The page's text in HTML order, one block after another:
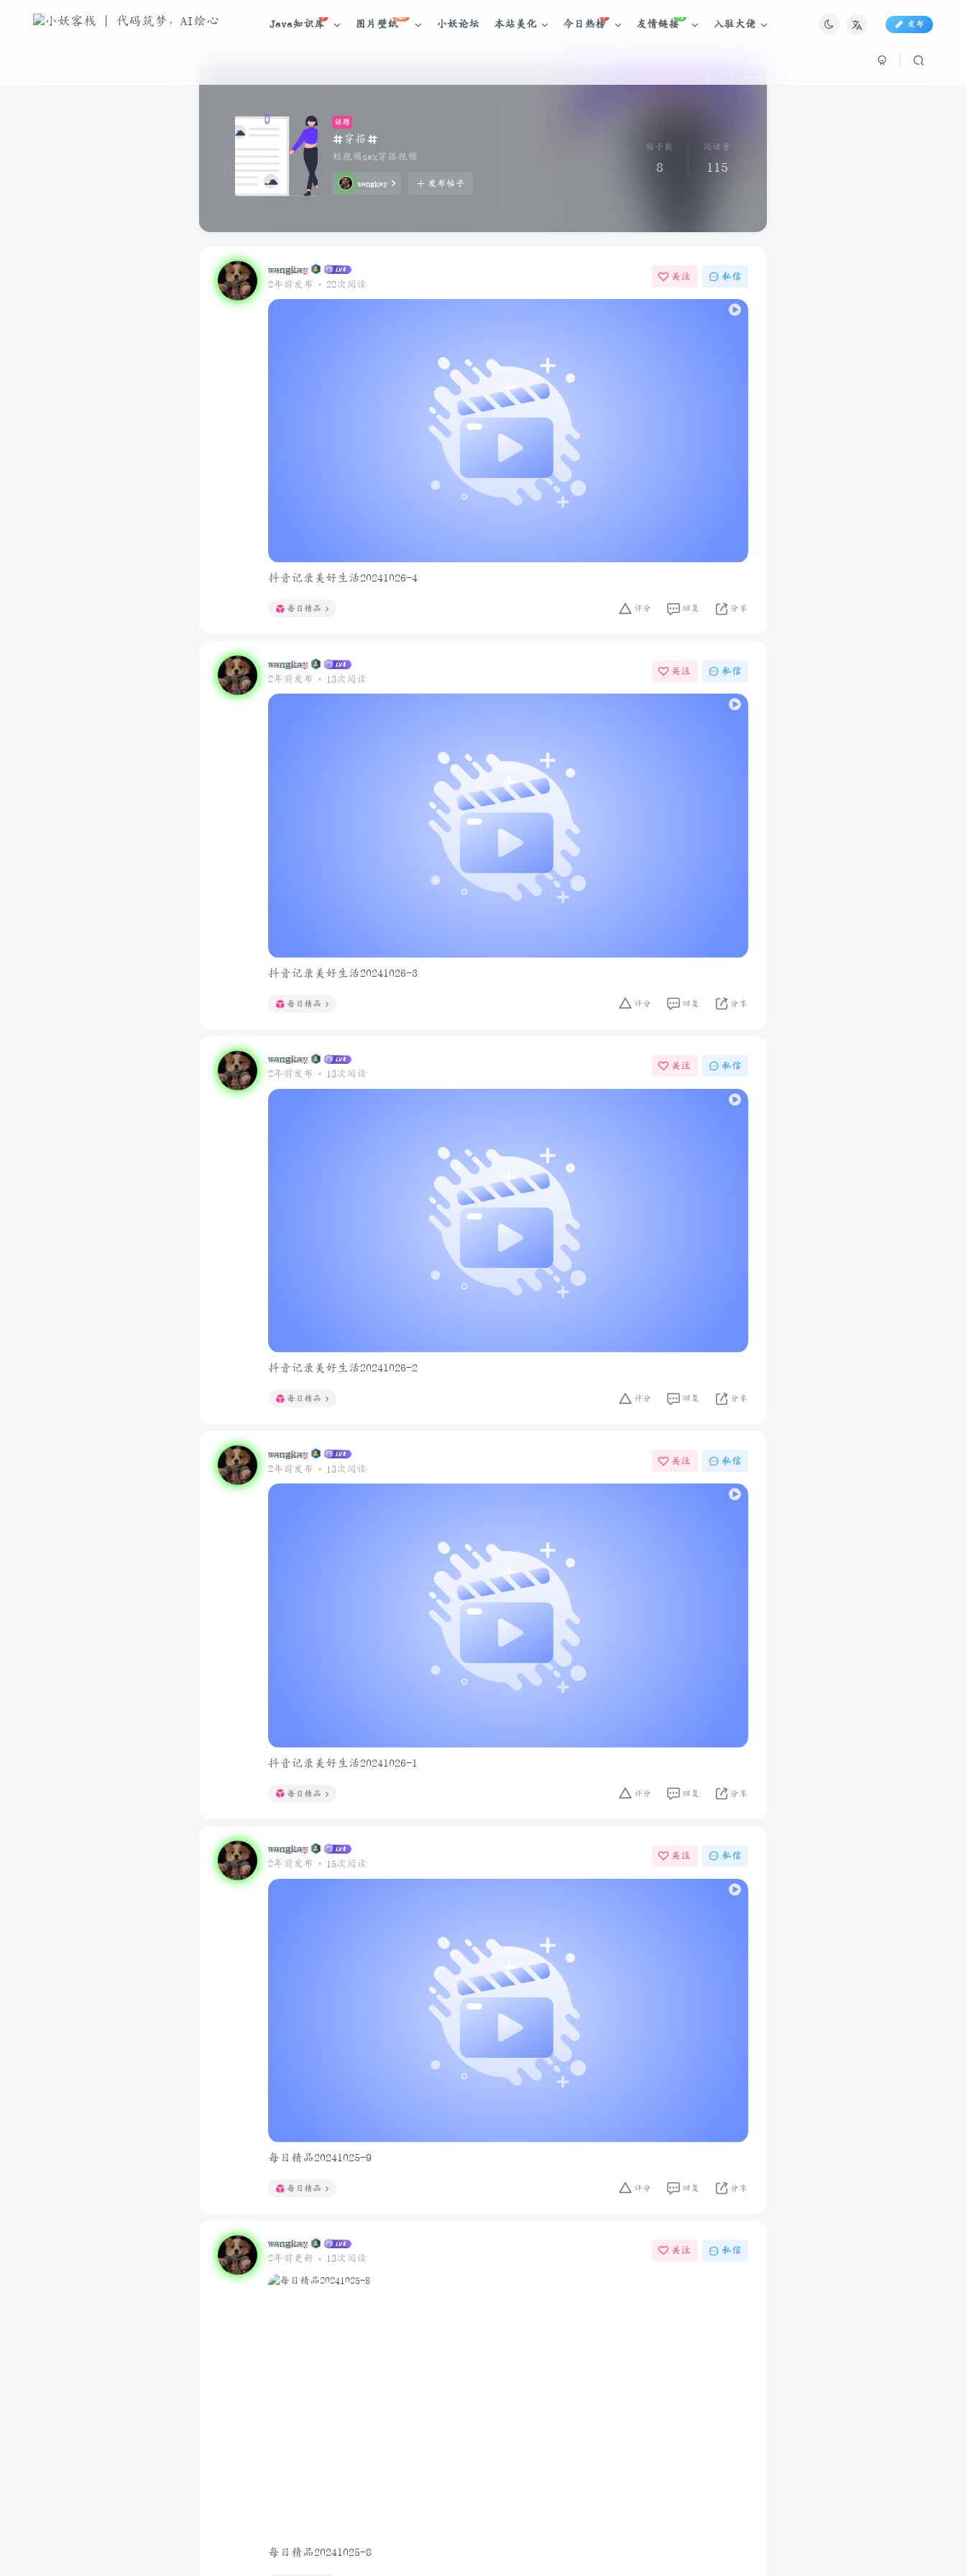
Java知识库 图片壁纸
NEW
小妖论坛 本站美化 今日热榜 友情链接
+1
入驻大佬 发布
话题
穿搭
短视频sex穿搭视频
wangkay 发布帖子
帖子数
8
阅读量
115
wangkay
2年前发布 22次阅读
关注 私信
抖音记录美好生活20241026-4
每日精品 评分 回复 分享
wangkay
2年前发布 13次阅读
关注 私信
抖音记录美好生活20241026-3
每日精品 评分 回复 分享
wangkay
2年前发布 13次阅读
关注 私信
抖音记录美好生活20241026-2
每日精品 评分 回复 分享
wangkay
2年前发布 13次阅读
关注 私信
抖音记录美好生活20241026-1
每日精品 评分 回复 分享
wangkay
2年前发布 15次阅读
关注 私信
每日精品20241025-9
每日精品 评分 回复 分享
wangkay
2年前更新 13次阅读
关注 私信
每日精品20241025-8